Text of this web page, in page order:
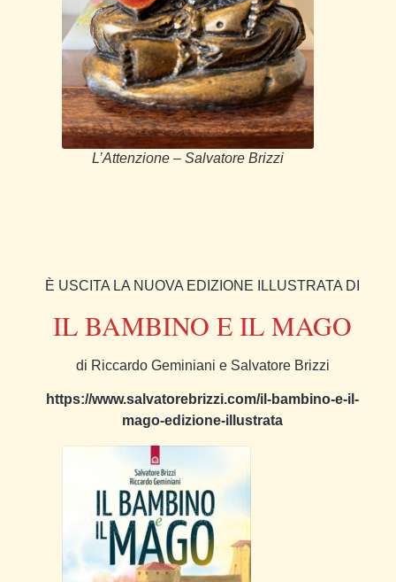
L’Attenzione – Salvatore Brizzi
È USCITA LA NUOVA EDIZIONE ILLUSTRATA DI
IL BAMBINO E IL MAGO
di Riccardo Geminiani e Salvatore Brizzi
https://www.salvatorebrizzi.com/il-bambino-e-il-
mago-edizione-illustrata